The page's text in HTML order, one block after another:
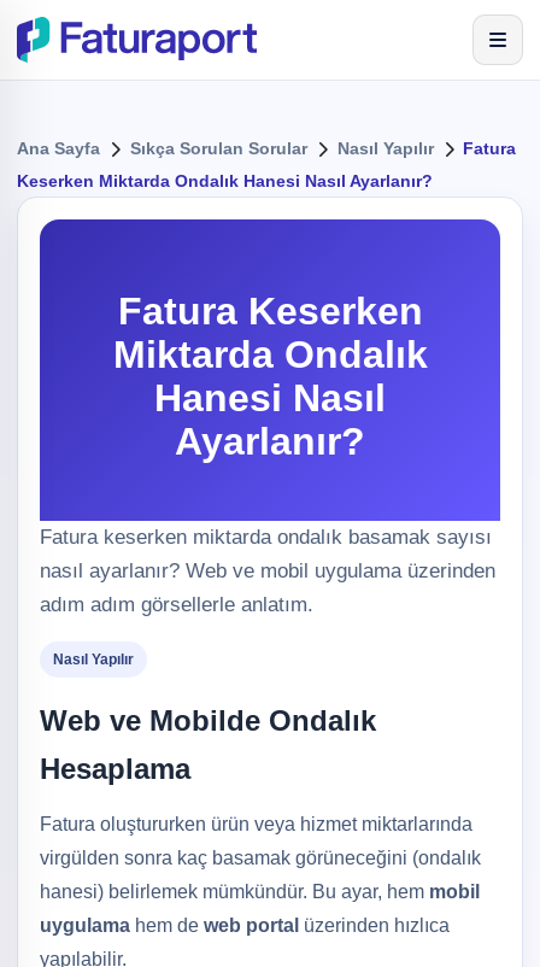
Ana Sayfa Sıkça Sorulan Sorular Nasıl Yapılır
Fatura
Keserken Miktarda Ondalık Hanesi Nasıl Ayarlanır?
Fatura Keserken
Miktarda Ondalık
Hanesi Nasıl
Ayarlanır?
Fatura keserken miktarda ondalık basamak sayısı
nasıl ayarlanır? Web ve mobil uygulama üzerinden
adım adım görsellerle anlatım.
Nasıl Yapılır
Web ve Mobilde Ondalık
Hesaplama
Fatura oluştururken ürün veya hizmet miktarlarında
virgülden sonra kaç basamak görüneceğini (ondalık
hanesi) belirlemek mümkündür. Bu ayar, hem mobil
uygulama hem de web portal üzerinden hızlıca
yapılabilir.